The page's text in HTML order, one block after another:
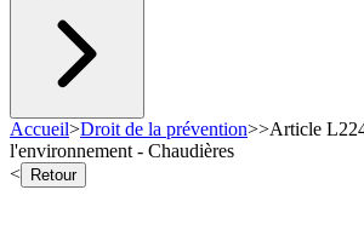
Accueil>Droit de la prévention>>Article
l'environnement - Chaudières
<
Retour